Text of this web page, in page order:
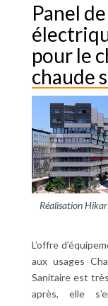
Panel
pour le
chaude
Réalisation
L’offre
aux usages
Sanitaire est
après, elle